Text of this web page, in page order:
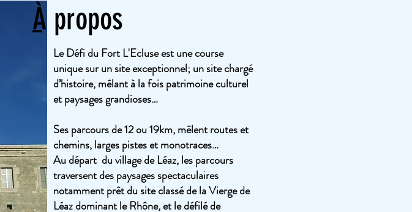
À propos
Le Défi du Fort L'Ecluse est une course
unique sur un site exceptionnel; un site chargé
d’histoire, mêlant à la fois patrimoine culturel
et paysages grandioses…
Ses parcours de 12 ou 19km, mêlent routes et
chemins, larges pistes et monotraces…
Au départ du village de Léaz, les parcours
traversent des paysages spectaculaires
notamment prêt du site classé de la Vierge de
Léaz dominant le Rhône, et le défilé de